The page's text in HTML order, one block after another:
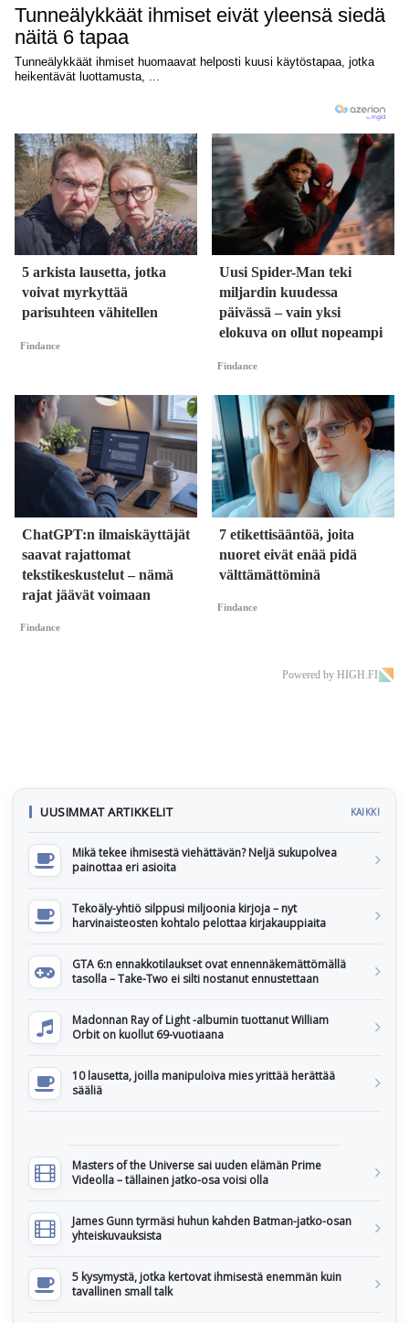
5 arkista lausetta, jotka
voivat myrkyttää
parisuhteen vähitellen
Findance
Uusi Spider-Man teki
miljardin kuudessa
päivässä – vain yksi
elokuva on ollut nopeampi
Findance
ChatGPT:n ilmaiskäyttäjät
saavat rajattomat
tekstikeskustelut – nämä
rajat jäävät voimaan
Findance
7 etikettisääntöä, joita
nuoret eivät enää pidä
välttämättöminä
Findance
Powered by HIGH.FI
UUSIMMAT ARTIKKELIT KAIKKI
Mikä tekee ihmisestä viehättävän? Neljä sukupolvea
painottaa eri asioita
Tekoäly-yhtiö silppusi miljoonia kirjoja – nyt
harvinaisteosten kohtalo pelottaa kirjakauppiaita
GTA 6:n ennakkotilaukset ovat ennennäkemättömällä
tasolla – Take-Two ei silti nostanut ennustettaan
Madonnan Ray of Light -albumin tuottanut William
Orbit on kuollut 69-vuotiaana
10 lausetta, joilla manipuloiva mies yrittää herättää
sääliä
Masters of the Universe sai uuden elämän Prime
Videolla – tällainen jatko-osa voisi olla
James Gunn tyrmäsi huhun kahden Batman-jatko-osan
yhteiskuvauksista
5 kysymystä, jotka kertovat ihmisestä enemmän kuin
tavallinen small talk